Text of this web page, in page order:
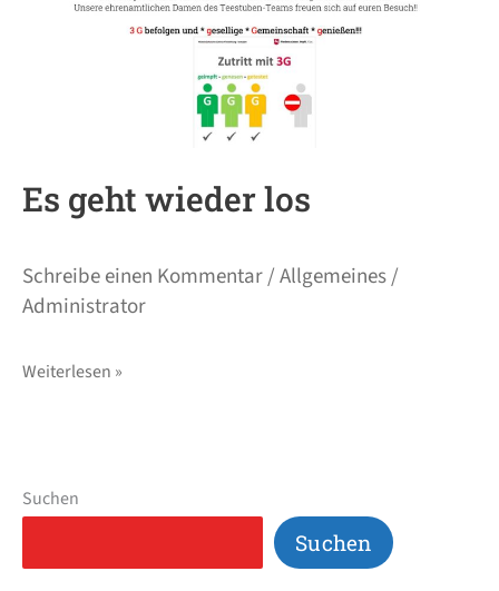
Es geht wieder los
Schreibe einen Kommentar/Allgemeines/
Administrator
Weiterlesen »
Suchen
Suchen